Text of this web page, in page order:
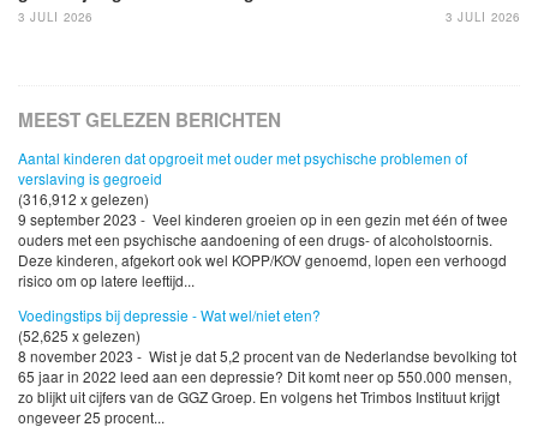
3 JULI 2026
3 JULI 2026
MEEST GELEZEN BERICHTEN
Aantal kinderen dat opgroeit met ouder met psychische problemen of
verslaving is gegroeid
(316,912 x gelezen)
9 september 2023 - Veel kinderen groeien op in een gezin met één of twee
ouders met een psychische aandoening of een drugs- of alcoholstoornis.
Deze kinderen, afgekort ook wel KOPP/KOV genoemd, lopen een verhoogd
risico om op latere leeftijd...
Voedingstips bij depressie - Wat wel/niet eten?
(52,625 x gelezen)
8 november 2023 - Wist je dat 5,2 procent van de Nederlandse bevolking tot
65 jaar in 2022 leed aan een depressie? Dit komt neer op 550.000 mensen,
zo blijkt uit cijfers van de GGZ Groep. En volgens het Trimbos Instituut krijgt
ongeveer 25 procent...